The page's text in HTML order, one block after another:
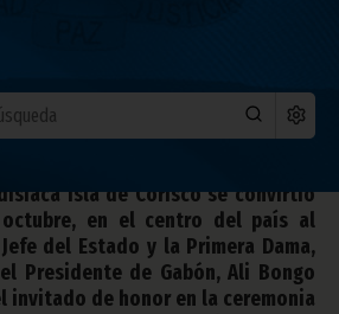
isla de Corisco se convirtió
en el centro del país al
del Estado y la Primera Dama,
Presidente de Gabón, Ali Bongo
invitado de honor en la ceremonia